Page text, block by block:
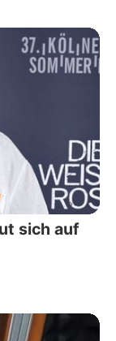
sich auf